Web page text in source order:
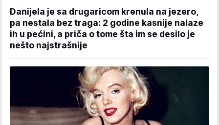
Danijela je sa drugaricom krenula na jezero,
pa nestala bez traga: 2 godine kasnije nalaze
ih u pećini, a priča o tome šta im se desilo je
nešto najstrašnije